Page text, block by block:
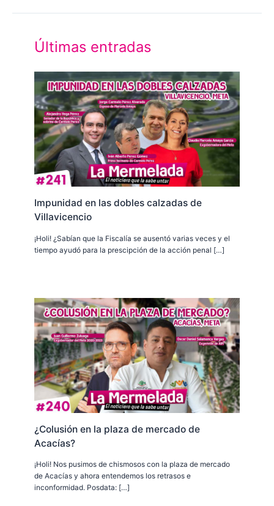
Últimas entradas
Impunidad en las dobles calzadas de
Villavicencio
¡Holi! ¿Sabían que la Fiscalía se ausentó varias veces y el
tiempo ayudó para la prescipción de la acción penal […]
¿Colusión en la plaza de mercado de
Acacías?
¡Holi! Nos pusimos de chismosos con la plaza de mercado
de Acacías y ahora entendemos los retrasos e
inconformidad. Posdata: […]